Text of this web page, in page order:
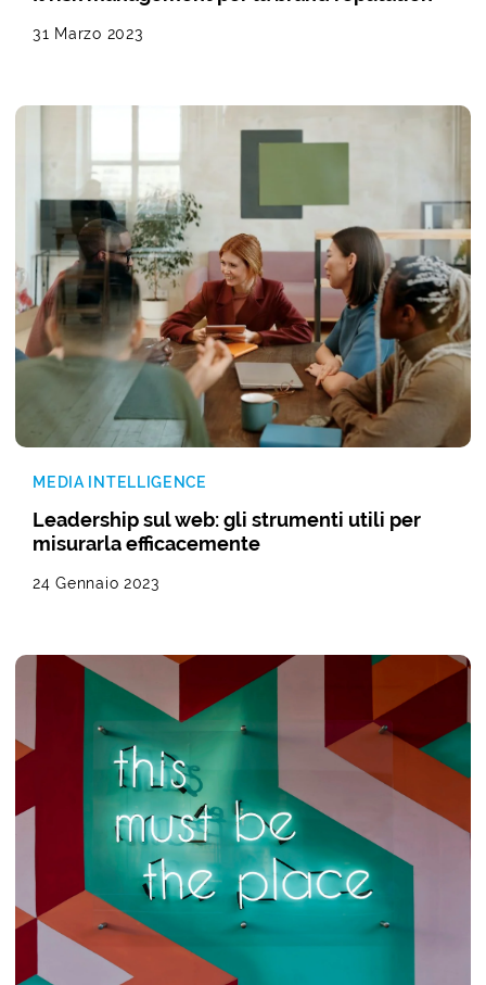
31 Marzo 2023
MEDIA INTELLIGENCE
Leadership sul web: gli strumenti utili per
misurarla efficacemente
24 Gennaio 2023